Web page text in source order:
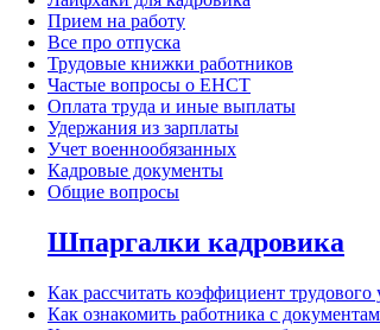
Прием на работу
Все про отпуска
Трудовые книжки работников
Частые вопросы о ЕНСТ
Оплата труда и иные выплаты
Удержания из зарплаты
Учет военнообязанных
Кадровые документы
Общие вопросы
Шпаргалки кадровика
Как рассчитать коэффициент
Как ознакомить работника с